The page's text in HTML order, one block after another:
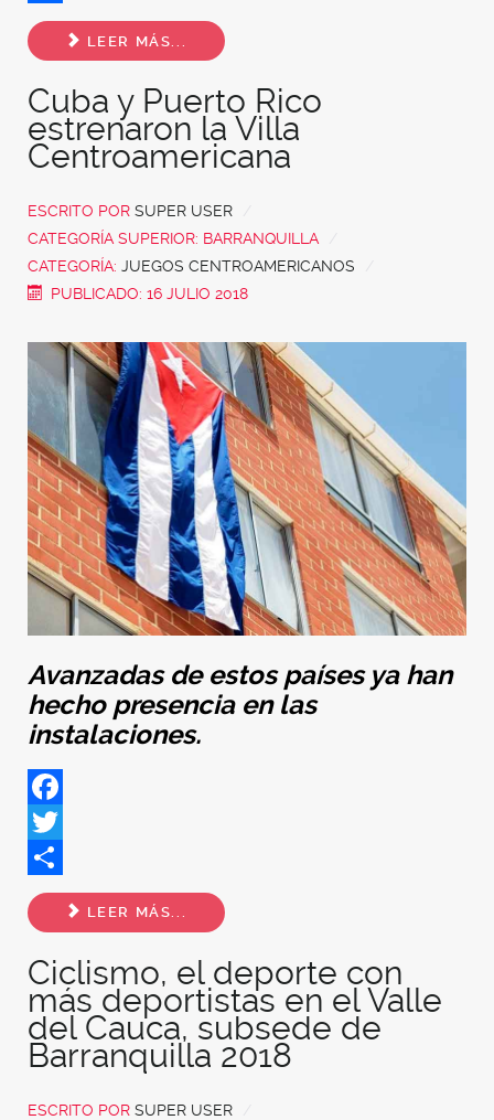
Share
LEER MÁS...
Cuba y Puerto Rico
estrenaron la Villa
Centroamericana
ESCRITO POR SUPER USER
CATEGORÍA SUPERIOR: BARRANQUILLA
CATEGORÍA: JUEGOS CENTROAMERICANOS
PUBLICADO: 16 JULIO 2018
Avanzadas de estos países ya han
hecho presencia en las
instalaciones.
Facebook
Twitter
Share
LEER MÁS...
Ciclismo, el deporte con
más deportistas en el Valle
del Cauca, subsede de
Barranquilla 2018
ESCRITO POR SUPER USER